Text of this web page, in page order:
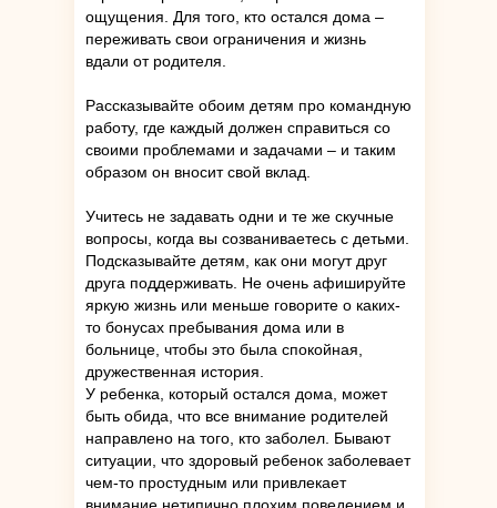
ощущения. Для того, кто остался дома –
переживать свои ограничения и жизнь
вдали от родителя.
Рассказывайте обоим детям про командную
работу, где каждый должен справиться со
своими проблемами и задачами – и таким
образом он вносит свой вклад.
Учитесь не задавать одни и те же скучные
вопросы, когда вы созваниваетесь с детьми.
Подсказывайте детям, как они могут друг
друга поддерживать. Не очень афишируйте
яркую жизнь или меньше говорите о каких-
то бонусах пребывания дома или в
больнице, чтобы это была спокойная,
дружественная история.
У ребенка, который остался дома, может
быть обида, что все внимание родителей
направлено на того, кто заболел. Бывают
ситуации, что здоровый ребенок заболевает
чем-то простудным или привлекает